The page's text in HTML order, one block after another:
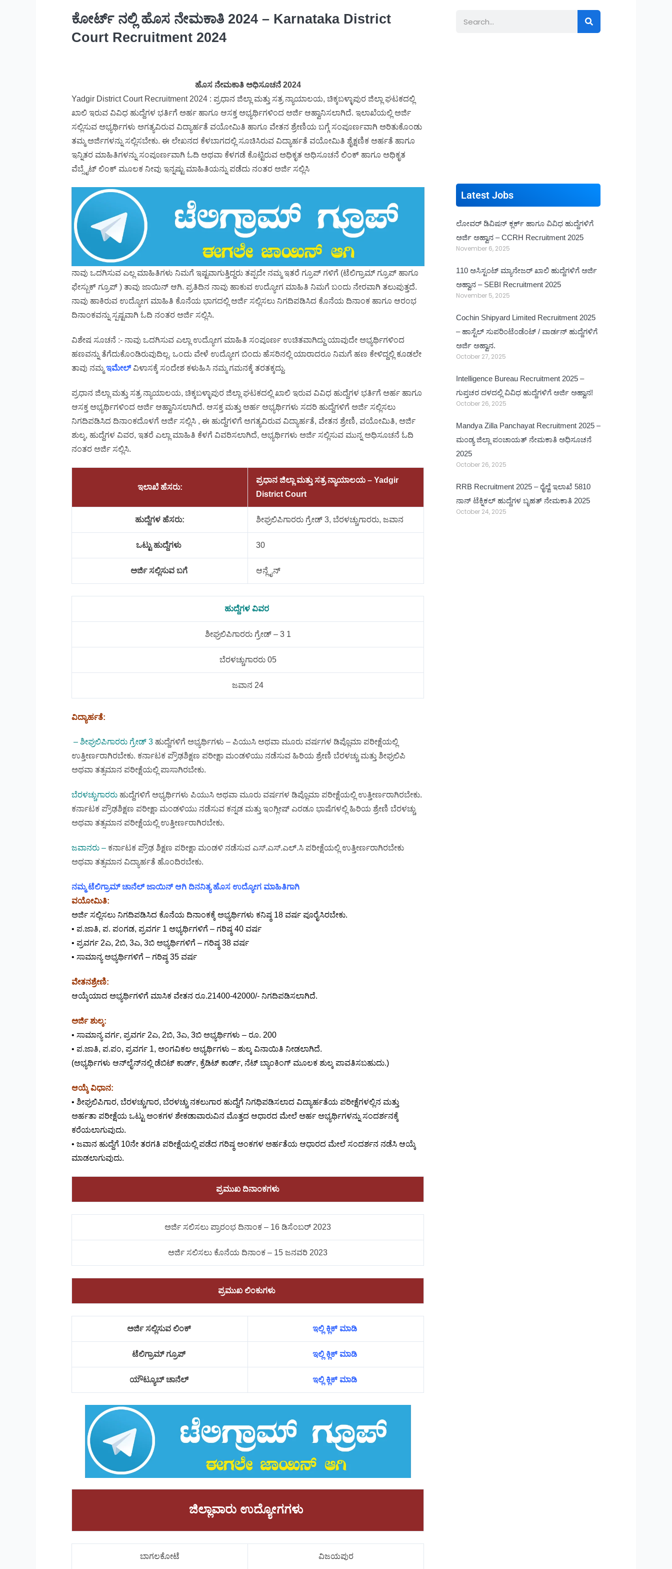
ಕೋರ್ಟ್ ನಲ್ಲಿ ಹೊಸ ನೇಮಕಾತಿ 2024 – Karnataka District
Court Recruitment 2024
ಹೊಸ ನೇಮಕಾತಿ ಅಧಿಸೂಚನೆ 2024
Yadgir District Court Recruitment 2024 : ಪ್ರಧಾನ ಜಿಲ್ಲಾ ಮತ್ತು ಸತ್ರ ನ್ಯಾಯಾಲಯ, ಚಿಕ್ಕಬಳ್ಳಾಪುರ ಜಿಲ್ಲಾ ಘಟಕದಲ್ಲಿ
ಖಾಲಿ ಇರುವ ವಿವಿಧ ಹುದ್ದೆಗಳ ಭರ್ತಿಗೆ ಅರ್ಹ ಹಾಗೂ ಆಸಕ್ತ ಅಭ್ಯರ್ಥಿಗಳಿಂದ ಅರ್ಜಿ ಆಹ್ವಾನಿಸಲಾಗಿದೆ. ಇಲಾಖೆಯಲ್ಲಿ ಅರ್ಜಿ
ಸಲ್ಲಿಸುವ ಅಭ್ಯರ್ಥಿಗಳು ಅಗತ್ಯವಿರುವ ವಿದ್ಯಾರ್ಹತೆ ವಯೋಮಿತಿ ಹಾಗೂ ವೇತನ ಶ್ರೇಣಿಯ ಬಗ್ಗೆ ಸಂಪೂರ್ಣವಾಗಿ ಅರಿತುಕೊಂಡು
ತಮ್ಮ ಅರ್ಜಿಗಳನ್ನು ಸಲ್ಲಿಸಬೇಕು. ಈ ಲೇಖನದ ಕೆಳಬಾಗದಲ್ಲಿ ಸೂಚಿಸಿರುವ ವಿದ್ಯಾರ್ಹತೆ ವಯೋಮಿತಿ ಶೈಕ್ಷಣಿಕ ಅರ್ಹತೆ ಹಾಗೂ
ಇನ್ನಿತರ ಮಾಹಿತಿಗಳನ್ನು ಸಂಪೂರ್ಣವಾಗಿ ಓದಿ ಅಥವಾ ಕೆಳಗಡೆ ಕೊಟ್ಟಿರುವ ಅಧಿಕೃತ ಅಧಿಸೂಚನೆ ಲಿಂಕ್ ಹಾಗೂ ಅಧಿಕೃತ
ವೆಬ್ಸೈಟ್ ಲಿಂಕ್ ಮೂಲಕ ನೀವು ಇನ್ನಷ್ಟು ಮಾಹಿತಿಯನ್ನು ಪಡೆದು ನಂತರ ಅರ್ಜಿ ಸಲ್ಲಿಸಿ
ನಾವು ಒದಗಿಸುವ ಎಲ್ಲ ಮಾಹಿತಿಗಳು ನಿಮಗೆ ಇಷ್ಟವಾಗುತ್ತಿದ್ದರು ತಪ್ಪದೇ ನಮ್ಮ ಇತರೆ ಗ್ರೂಪ್ ಗಳಿಗೆ (ಟೆಲಿಗ್ರಾಮ್ ಗ್ರೂಪ್ ಹಾಗೂ
ಫೇಸ್ಬುಕ್ ಗ್ರೂಪ್ ) ತಾವು ಜಾಯಿನ್ ಆಗಿ. ಪ್ರತಿದಿನ ನಾವು ಹಾಕುವ ಉದ್ಯೋಗ ಮಾಹಿತಿ ನಿಮಗೆ ಬಂದು ನೇರವಾಗಿ ತಲುಪುತ್ತದೆ.
ನಾವು ಹಾಕಿರುವ ಉದ್ಯೋಗ ಮಾಹಿತಿ ಕೊನೆಯ ಭಾಗದಲ್ಲಿ ಅರ್ಜಿ ಸಲ್ಲಿಸಲು ನಿಗದಿಪಡಿಸಿದ ಕೊನೆಯ ದಿನಾಂಕ ಹಾಗೂ ಆರಂಭ
ದಿನಾಂಕವನ್ನು ಸ್ಪಷ್ಟವಾಗಿ ಓದಿ ನಂತರ ಅರ್ಜಿ ಸಲ್ಲಿಸಿ.
ವಿಶೇಷ ಸೂಚನೆ :- ನಾವು ಒದಗಿಸುವ ಎಲ್ಲಾ ಉದ್ಯೋಗ ಮಾಹಿತಿ ಸಂಪೂರ್ಣ ಉಚಿತವಾಗಿದ್ದು ಯಾವುದೇ ಅಭ್ಯರ್ಥಿಗಳಿಂದ
ಹಣವನ್ನು ತೆಗೆದುಕೊಂಡಿರುವುದಿಲ್ಲ. ಒಂದು ವೇಳೆ ಉದ್ಯೋಗ ಬಿಂದು ಹೆಸರಿನಲ್ಲಿ ಯಾರಾದರೂ ನಿಮಗೆ ಹಣ ಕೇಳಿದ್ದಲ್ಲಿ ಕೂಡಲೇ
ತಾವು ನಮ್ಮಇಮೇಲ್ವಿಳಾಸಕ್ಕೆ ಸಂದೇಶ ಕಳುಹಿಸಿ ನಮ್ಮ ಗಮನಕ್ಕೆ ತರತಕ್ಕದ್ದು.
ಪ್ರಧಾನ ಜಿಲ್ಲಾ ಮತ್ತು ಸತ್ರ ನ್ಯಾಯಾಲಯ, ಚಿಕ್ಕಬಳ್ಳಾಪುರ ಜಿಲ್ಲಾ ಘಟಕದಲ್ಲಿ ಖಾಲಿ ಇರುವ ವಿವಿಧ ಹುದ್ದೆಗಳ ಭರ್ತಿಗೆ ಅರ್ಹ ಹಾಗೂ
ಆಸಕ್ತ ಅಭ್ಯರ್ಥಿಗಳಿಂದ ಅರ್ಜಿ ಆಹ್ವಾನಿಸಲಾಗಿದೆ. ಆಸಕ್ತ ಮತ್ತು ಅರ್ಹ ಅಭ್ಯರ್ಥಿಗಳು ಸದರಿ ಹುದ್ದೆಗಳಿಗೆ ಅರ್ಜಿ ಸಲ್ಲಿಸಲು
ನಿಗದಿಪಡಿಸಿದ ದಿನಾಂಕದೊಳಗೆ ಅರ್ಜಿ ಸಲ್ಲಿಸಿ , ಈ ಹುದ್ದೆಗಳಿಗೆ ಅಗತ್ಯವಿರುವ ವಿದ್ಯಾರ್ಹತೆ, ವೇತನ ಶ್ರೇಣಿ, ವಯೋಮಿತಿ, ಅರ್ಜಿ
ಶುಲ್ಕ, ಹುದ್ದೆಗಳ ವಿವರ, ಇತರೆ ಎಲ್ಲಾ ಮಾಹಿತಿ ಕೆಳಗೆ ವಿವರಿಸಲಾಗಿದೆ, ಅಭ್ಯರ್ಥಿಗಳು ಅರ್ಜಿ ಸಲ್ಲಿಸುವ ಮುನ್ನ ಅಧಿಸೂಚನೆ ಓದಿ
ನಂತರ ಅರ್ಜಿ ಸಲ್ಲಿಸಿ.
ಇಲಾಖೆ ಹೆಸರು:
ಪ್ರಧಾನ ಜಿಲ್ಲಾ ಮತ್ತು ಸತ್ರ ನ್ಯಾಯಾಲಯ – Yadgir
District Court
ಹುದ್ದೆಗಳ ಹೆಸರು: ಶೀಘ್ರಲಿಪಿಗಾರರು ಗ್ರೇಡ್ 3, ಬೆರಳಚ್ಚುಗಾರರು, ಜವಾನ
ಒಟ್ಟು ಹುದ್ದೆಗಳು 30
ಅರ್ಜಿ ಸಲ್ಲಿಸುವ ಬಗೆ ಆನ್ಲೈನ್
ಹುದ್ದೆಗಳ ವಿವರ
ಶೀಘ್ರಲಿಪಿಗಾರರು ಗ್ರೇಡ್ – 3 1
ಬೆರಳಚ್ಚುಗಾರರು 05
ಜವಾನ 24
ವಿದ್ಯಾರ್ಹತೆ:
– ಶೀಘ್ರಲಿಪಿಗಾರರು ಗ್ರೇಡ್ 3 ಹುದ್ದೆಗಳಿಗೆ ಅಭ್ಯರ್ಥಿಗಳು – ಪಿಯುಸಿ ಅಥವಾ ಮೂರು ವರ್ಷಗಳ ಡಿಪ್ಲೊಮಾ ಪರೀಕ್ಷೆಯಲ್ಲಿ
ಉತ್ತೀರ್ಣರಾಗಿರಬೇಕು. ಕರ್ನಾಟಕ ಪ್ರೌಢಶಿಕ್ಷಣ ಪರೀಕ್ಷಾ ಮಂಡಳಿಯು ನಡೆಸುವ ಹಿರಿಯ ಶ್ರೇಣಿ ಬೆರಳಚ್ಚು ಮತ್ತು ಶೀಘ್ರಲಿಪಿ
ಅಥವಾ ತತ್ಸಮಾನ ಪರೀಕ್ಷೆಯಲ್ಲಿ ಪಾಸಾಗಿರಬೇಕು.
ಬೆರಳಚ್ಚುಗಾರರು ಹುದ್ದೆಗಳಿಗೆ ಅಭ್ಯರ್ಥಿಗಳು ಪಿಯುಸಿ ಅಥವಾ ಮೂರು ವರ್ಷಗಳ ಡಿಪ್ಲೊಮಾ ಪರೀಕ್ಷೆಯಲ್ಲಿ ಉತ್ತೀರ್ಣರಾಗಿರಬೇಕು.
ಕರ್ನಾಟಕ ಪ್ರೌಢಶಿಕ್ಷಣ ಪರೀಕ್ಷಾ ಮಂಡಳಿಯು ನಡೆಸುವ ಕನ್ನಡ ಮತ್ತು ಇಂಗ್ಲೀಷ್ ಎರಡೂ ಭಾಷೆಗಳಲ್ಲಿ ಹಿರಿಯ ಶ್ರೇಣಿ ಬೆರಳಚ್ಚು
ಅಥವಾ ತತ್ಸಮಾನ ಪರೀಕ್ಷೆಯಲ್ಲಿ ಉತ್ತೀರ್ಣರಾಗಿರಬೇಕು.
ಜವಾನರು – ಕರ್ನಾಟಕ ಪ್ರೌಢ ಶಿಕ್ಷಣ ಪರೀಕ್ಷಾ ಮಂಡಳಿ ನಡೆಸುವ ಎಸ್.ಎಸ್.ಎಲ್.ಸಿ ಪರೀಕ್ಷೆಯಲ್ಲಿ ಉತ್ತೀರ್ಣರಾಗಿರಬೇಕು
ಅಥವಾ ತತ್ಸಮಾನ ವಿದ್ಯಾರ್ಹತೆ ಹೊಂದಿರಬೇಕು.
ನಮ್ಮ ಟೆಲಿಗ್ರಾಮ್ ಚಾನೆಲ್ ಜಾಯಿನ್ ಆಗಿ ದಿನನಿತ್ಯ ಹೊಸ ಉದ್ಯೋಗ ಮಾಹಿತಿಗಾಗಿ
ವಯೋಮಿತಿ:
ಅರ್ಜಿ ಸಲ್ಲಿಸಲು ನಿಗದಿಪಡಿಸಿದ ಕೊನೆಯ ದಿನಾಂಕಕ್ಕೆ ಅಭ್ಯರ್ಥಿಗಳು ಕನಿಷ್ಠ 18 ವರ್ಷ ಪೂರೈಸಿರಬೇಕು.
• ಪ.ಜಾತಿ, ಪ. ಪಂಗಡ, ಪ್ರವರ್ಗ 1 ಅಭ್ಯರ್ಥಿಗಳಿಗೆ – ಗರಿಷ್ಠ 40 ವರ್ಷ
• ಪ್ರವರ್ಗ 2ಎ, 2ಬಿ, 3ಎ, 3ಬಿ ಅಭ್ಯರ್ಥಿಗಳಿಗೆ – ಗರಿಷ್ಠ 38 ವರ್ಷ
• ಸಾಮಾನ್ಯ ಅಭ್ಯರ್ಥಿಗಳಿಗೆ – ಗರಿಷ್ಠ 35 ವರ್ಷ
ವೇತನಶ್ರೇಣಿ:
ಆಯ್ಕೆಯಾದ ಅಭ್ಯರ್ಥಿಗಳಿಗೆ ಮಾಸಿಕ ವೇತನ ರೂ.21400-42000/- ನಿಗದಿಪಡಿಸಲಾಗಿದೆ.
ಅರ್ಜಿ ಶುಲ್ಕ:
• ಸಾಮಾನ್ಯ ವರ್ಗ, ಪ್ರವರ್ಗ 2ಎ, 2ಬಿ, 3ಎ, 3ಬಿ ಅಭ್ಯರ್ಥಿಗಳು – ರೂ. 200
• ಪ.ಜಾತಿ, ಪ.ಪಂ, ಪ್ರವರ್ಗ 1, ಅಂಗವಿಕಲ ಅಭ್ಯರ್ಥಿಗಳು – ಶುಲ್ಕ ವಿನಾಯಿತಿ ನೀಡಲಾಗಿದೆ.
(ಅಭ್ಯರ್ಥಿಗಳು ಆನ್‌ಲೈನ್‌ನಲ್ಲಿ ಡೆಬಿಟ್ ಕಾರ್ಡ್, ಕ್ರೆಡಿಟ್ ಕಾರ್ಡ್, ನೆಟ್ ಬ್ಯಾಂಕಿಂಗ್ ಮೂಲಕ ಶುಲ್ಕ ಪಾವತಿಸಬಹುದು.)
ಆಯ್ಕೆ ವಿಧಾನ:
• ಶೀಘ್ರಲಿಪಿಗಾರ, ಬೆರಳಚ್ಚುಗಾರ, ಬೆರಳಚ್ಚು ನಕಲುಗಾರ ಹುದ್ದೆಗೆ ನಿಗಧಿಪಡಿಸಲಾದ ವಿದ್ಯಾರ್ಹತೆಯ ಪರೀಕ್ಷೆಗಳಲ್ಲಿನ ಮತ್ತು
ಅರ್ಹತಾ ಪರೀಕ್ಷೆಯ ಒಟ್ಟು ಅಂಕಗಳ ಶೇಕಡಾವಾರುವಿನ ಮೊತ್ತದ ಆಧಾರದ ಮೇಲೆ ಅರ್ಹ ಅಭ್ಯರ್ಥಿಗಳನ್ನು ಸಂದರ್ಶನಕ್ಕೆ
ಕರೆಯಲಾಗುವುದು.
• ಜವಾನ ಹುದ್ದೆಗೆ 10ನೇ ತರಗತಿ ಪರೀಕ್ಷೆಯಲ್ಲಿ ಪಡೆದ ಗರಿಷ್ಠ ಅಂಕಗಳ ಅರ್ಹತೆಯ ಆಧಾರದ ಮೇಲೆ ಸಂದರ್ಶನ ನಡೆಸಿ ಆಯ್ಕೆ
ಮಾಡಲಾಗುವುದು.
ಪ್ರಮುಖ ದಿನಾಂಕಗಳು
ಅರ್ಜಿ ಸಲಿಸಲು ಪ್ರಾರಂಭ ದಿನಾಂಕ – 16 ಡಿಸೆಂಬರ್ 2023
ಅರ್ಜಿ ಸಲಿಸಲು ಕೊನೆಯ ದಿನಾಂಕ – 15 ಜನವರಿ 2023
ಪ್ರಮುಖ ಲಿಂಕುಗಳು
ಅರ್ಜಿ ಸಲ್ಲಿಸುವ ಲಿಂಕ್ ಇಲ್ಲಿ ಕ್ಲಿಕ್ ಮಾಡಿ
ಟೆಲಿಗ್ರಾಮ್ ಗ್ರೂಪ್ ಇಲ್ಲಿ ಕ್ಲಿಕ್ ಮಾಡಿ
ಯೌಟ್ಯೂಬ್ ಚಾನೆಲ್ ಇಲ್ಲಿ ಕ್ಲಿಕ್ ಮಾಡಿ
ಜಿಲ್ಲಾವಾರು ಉದ್ಯೋಗಗಳು
ಬಾಗಲಕೋಟೆ ವಿಜಯಪುರ
Search
Latest Jobs
ಲೋವರ್ ಡಿವಿಷನ್ ಕ್ಲರ್ಕ್ ಹಾಗೂ ವಿವಿಧ ಹುದ್ದೆಗಳಿಗೆ
ಅರ್ಜಿ ಅಹ್ವಾನ – CCRH Recruitment 2025
November 6, 2025
110 ಅಸಿಸ್ಟಂಟ್ ಮ್ಯಾನೇಜರ್ ಖಾಲಿ ಹುದ್ದೆಗಳಿಗೆ ಅರ್ಜಿ
ಅಹ್ವಾನ – SEBI Recruitment 2025
November 5, 2025
Cochin Shipyard Limited Recruitment 2025
– ಹಾಸ್ಟೆಲ್ ಸುಪರಿಂಟೆಂಡೆಂಟ್ / ವಾರ್ಡನ್ ಹುದ್ದೆಗಳಿಗೆ
ಅರ್ಜಿ ಅಹ್ವಾನ.
October 27, 2025
Intelligence Bureau Recruitment 2025 –
ಗುಪ್ತಚರ ದಳದಲ್ಲಿ ವಿವಿಧ ಹುದ್ದೆಗಳಿಗೆ ಅರ್ಜಿ ಅಹ್ವಾನ!
October 26, 2025
Mandya Zilla Panchayat Recruitment 2025 –
ಮಂಡ್ಯ ಜಿಲ್ಲಾ ಪಂಚಾಯತ್ ನೇಮಕಾತಿ ಅಧಿಸೂಚನೆ
2025
October 26, 2025
RRB Recruitment 2025 – ರೈಲ್ವೆ ಇಲಾಖೆ 5810
ನಾನ್ ಟೆಕ್ನಿಕಲ್ ಹುದ್ದೆಗಳ ಬೃಹತ್ ನೇಮಕಾತಿ 2025
October 24, 2025